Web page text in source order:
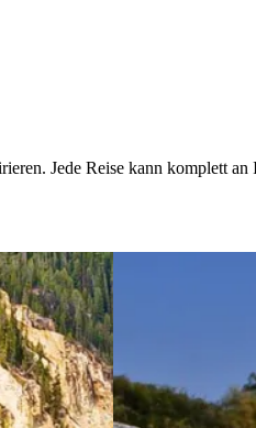
Jede Reise kann komplett an
Die amerikanischen